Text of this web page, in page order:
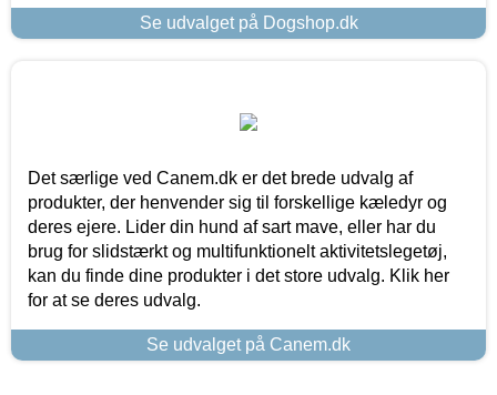
Se udvalget på Dogshop.dk
Det særlige ved Canem.dk er det brede udvalg af
produkter, der henvender sig til forskellige kæledyr og
deres ejere. Lider din hund af sart mave, eller har du
brug for slidstærkt og multifunktionelt aktivitetslegetøj,
kan du finde dine produkter i det store udvalg. Klik her
for at se deres udvalg.
Se udvalget på Canem.dk